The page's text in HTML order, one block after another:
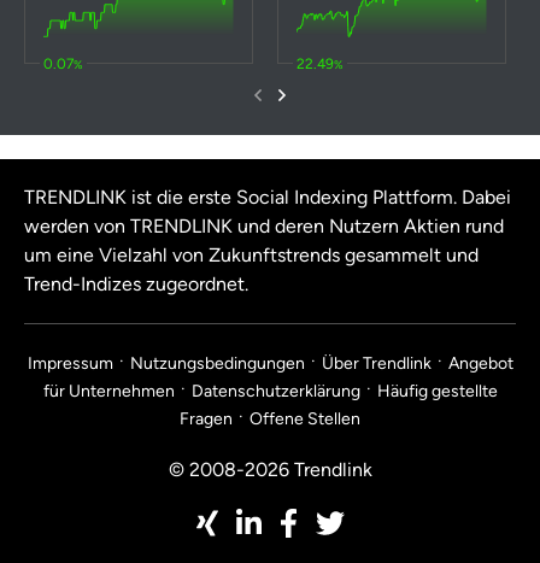
0.07% 22.49%
TRENDLINK ist die erste Social Indexing Plattform. Dabei
werden von TRENDLINK und deren Nutzern Aktien rund
um eine Vielzahl von Zukunftstrends gesammelt und
Trend-Indizes zugeordnet.
Impressum Nutzungsbedingungen Über Trendlink
Angebot
für Unternehmen
Datenschutzerklärung
Häufig gestellte
Fragen
Offene Stellen
© 2008-2026 Trendlink